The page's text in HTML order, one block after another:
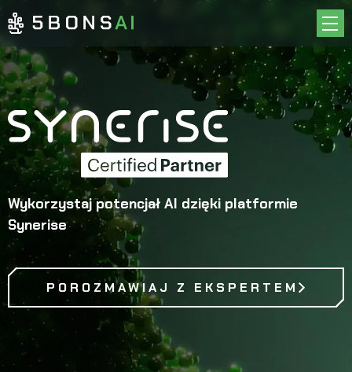
O NAS
CASE STUDIES
OFERTA
INSPIRACJE
KARIERA
KONTAKT
EN
PL
Wykorzystaj potencjał AI dzięki platformie
Synerise
POROZMAWIAJ Z EKSPERTEM